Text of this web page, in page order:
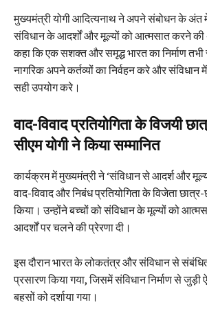
मुख्यमंत्री योगी आदित्यनाथ ने अपने संबोधन के अंत
संविधान के आदर्शों और मूल्यों को आत्मसात करने
कहा कि एक सशक्त और समृद्ध भारत का निर्माण
नागरिक अपने कर्तव्यों का निर्वहन करे और संविधान
सही उपयोग करे।
वाद-विवाद प्रतियोगिता के विजयी
सीएम योगी ने किया सम्मानित
कार्यक्रम में मुख्यमंत्री ने ‘संविधान से आदर्श और
वाद-विवाद और निबंध प्रतियोगिता के विजेता
किया। उन्होंने बच्चों को संविधान के मूल्यों को
आदर्शों पर चलने की प्रेरणा दी।
इस दौरान भारत के लोकतंत्र और संविधान से
प्रसारण किया गया, जिसमें संविधान निर्माण से
बहसों को दर्शाया गया।